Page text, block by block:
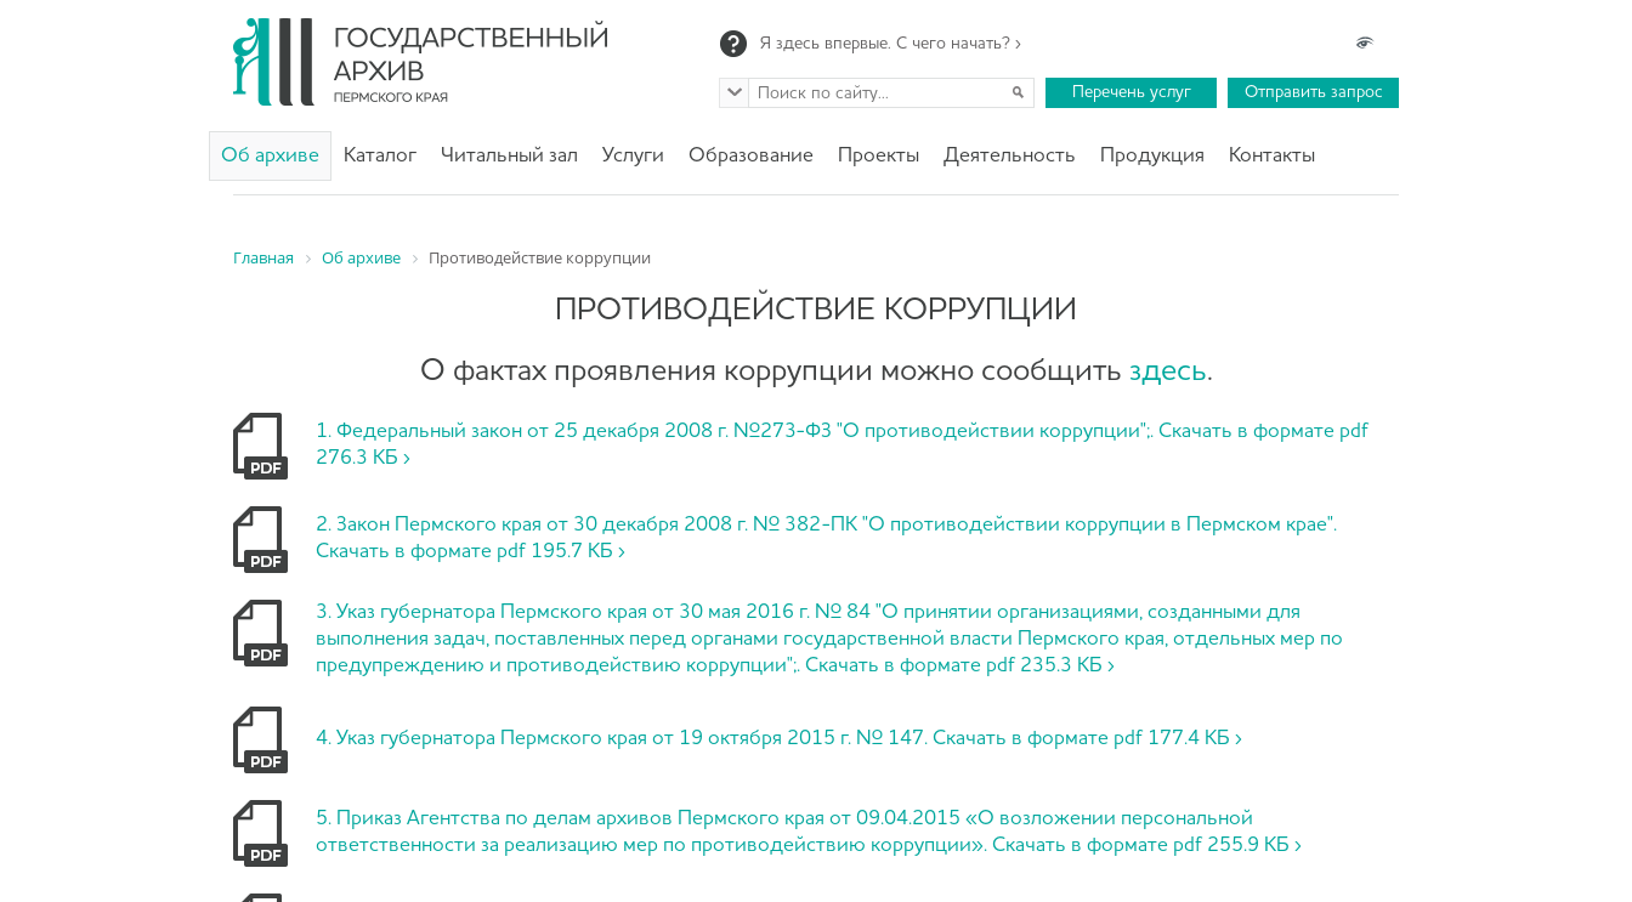
Я здесь впервые. С чего начать? ›
Перечень услуг Отправить запрос
Об архиве Каталог Читальный зал Услуги Образование Проекты Деятельность Продукция Контакты
Главная Об архиве Противодействие коррупции
ПРОТИВОДЕЙСТВИЕ КОРРУПЦИИ
О фактах проявления коррупции можно сообщить здесь.
1. Федеральный закон от 25 декабря 2008 г. №273-ФЗ "О противодействии коррупции";. Скачать в формате pdf
276.3 КБ ›
2. Закон Пермского края от 30 декабря 2008 г. № 382-ПК "О противодействии коррупции в Пермском крае".
Скачать в формате pdf 195.7 КБ ›
3. Указ губернатора Пермского края от 30 мая 2016 г. № 84 "О принятии организациями, созданными для
выполнения задач, поставленных перед органами государственной власти Пермского края, отдельных мер по
предупреждению и противодействию коррупции";. Скачать в формате pdf 235.3 КБ ›
4. Указ губернатора Пермского края от 19 октября 2015 г. № 147. Скачать в формате pdf 177.4 КБ ›
5. Приказ Агентства по делам архивов Пермского края от 09.04.2015 «О возложении персональной
ответственности за реализацию мер по противодействию коррупции». Скачать в формате pdf 255.9 КБ ›